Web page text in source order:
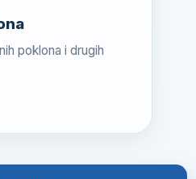
poklona i drugih